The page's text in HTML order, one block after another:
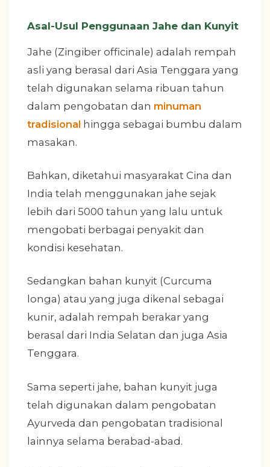
Asal-Usul Penggunaan Jahe dan Kunyit
Jahe (Zingiber officinale) adalah rempah
asli yang berasal dari Asia Tenggara yang
telah digunakan selama ribuan tahun
dalam pengobatan dan minuman
tradisional hingga sebagai bumbu dalam
masakan.
Bahkan, diketahui masyarakat Cina dan
India telah menggunakan jahe sejak
lebih dari 5000 tahun yang lalu untuk
mengobati berbagai penyakit dan
kondisi kesehatan.
Sedangkan bahan kunyit (Curcuma
longa) atau yang juga dikenal sebagai
kunir, adalah rempah berakar yang
berasal dari India Selatan dan juga Asia
Tenggara.
Sama seperti jahe, bahan kunyit juga
telah digunakan dalam pengobatan
Ayurveda dan pengobatan tradisional
lainnya selama berabad-abad.